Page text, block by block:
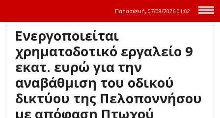
Παρασκευή, 07/08/2026 01:02
Ενεργοποιείται
χρηματοδοτικό εργαλείο 9
εκατ. ευρώ για την
αναβάθμιση του οδικού
δικτύου της Πελοποννήσου
με απόφαση Πτωχού